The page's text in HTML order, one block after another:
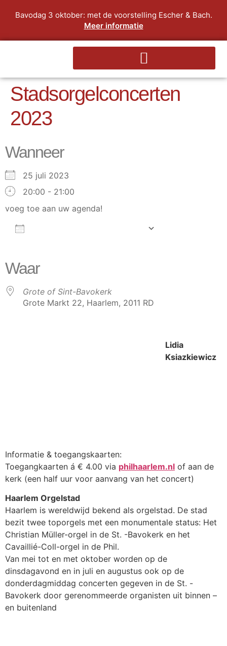
Bavodag 3 oktober: met de voorstelling Escher & Bach.
Meer informatie
Stadsorgelconcerten
2023
Wanneer
25 juli 2023
20:00 - 21:00
voeg toe aan uw agenda!
Waar
Grote of Sint-Bavokerk
Grote Markt 22, Haarlem, 2011 RD
Lidia
Ksiazkiewicz
Informatie & toegangskaarten:
Toegangkaarten á € 4.00 via philhaarlem.nl of aan de
kerk (een half uur voor aanvang van het concert)
Haarlem Orgelstad
Haarlem is wereldwijd bekend als orgelstad. De stad
bezit twee toporgels met een monumentale status: Het
Christian Müller-orgel in de St. -Bavokerk en het
Cavaillié-Coll-orgel in de Phil.
Van mei tot en met oktober worden op de
dinsdagavond en in juli en augustus ook op de
donderdagmiddag concerten gegeven in de St. -
Bavokerk door gerenommeerde organisten uit binnen –
en buitenland